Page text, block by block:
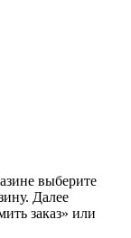
выберите
Далее
заказ» или